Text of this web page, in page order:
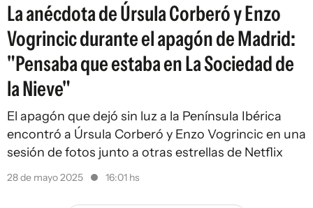
La anécdota de Úrsula Corberó y Enzo
Vogrincic durante el apagón de Madrid:
"Pensaba que estaba en La Sociedad de
la Nieve"
El apagón que dejó sin luz a la Península Ibérica
encontró a Úrsula Corberó y Enzo Vogrincic en una
sesión de fotos junto a otras estrellas de Netflix
28 de mayo 2025 16:01 hs